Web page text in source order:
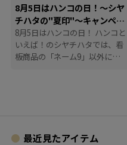
8月5日はハンコの日！～シヤ
チハタの"夏印"～キャンペー
ン
8月5日はハンコの日！ ハンコと
いえば！のシヤチハタでは、看
板商品の「ネーム9」以外に
最近見たアイテム